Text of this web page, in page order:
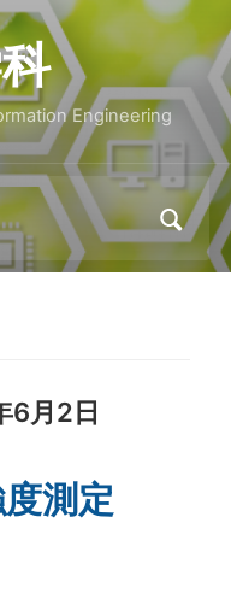
Engineering
6月2日
測定